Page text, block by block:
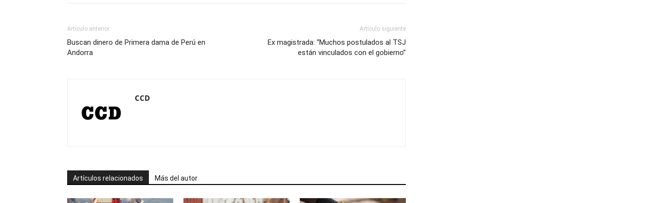
Artículo anterior
Buscan dinero de Primera dama de Perú en
Andorra
Artículo siguiente
Ex magistrada: “Muchos postulados al TSJ
están vinculados con el gobierno”
CCD
Artículos relacionados Más del autor